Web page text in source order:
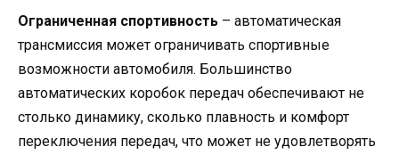
Ограниченная спортивность – автоматическая
трансмиссия может ограничивать спортивные
возможности автомобиля. Большинство
автоматических коробок передач обеспечивают не
столько динамику, сколько плавность и комфорт
переключения передач, что может не удовлетворять